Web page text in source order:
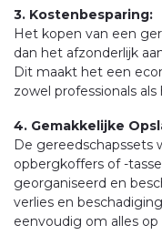
3. Kostenbesparing:
Het kopen van een
dan het afzonderlijk
Dit maakt het een
zowel professionals
4. Gemakkelijke
De gereedschapssets
opbergkoffers of -
georganiseerd en
verlies en
eenvoudig om alles